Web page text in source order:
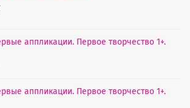
аппликации. Первое творчество 1+.
аппликации. Первое творчество 1+.